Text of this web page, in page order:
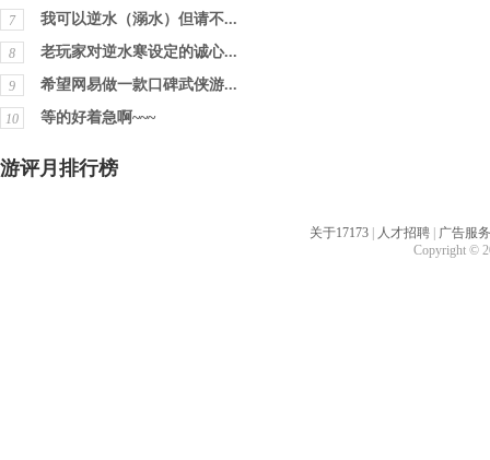
7 我可以逆水（溺水）但请不...
8 老玩家对逆水寒设定的诚心...
9 希望网易做一款口碑武侠游...
10 等的好着急啊~~~
游评月排行榜
关于17173 | 人才招聘 | 广告服务
Copyright ©